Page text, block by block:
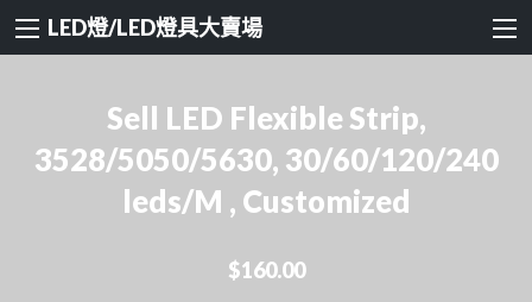
LED燈/LED燈具大賣場
Sell LED Flexible Strip,
3528/5050/5630, 30/60/120/240
leds/M , Customized
$160.00